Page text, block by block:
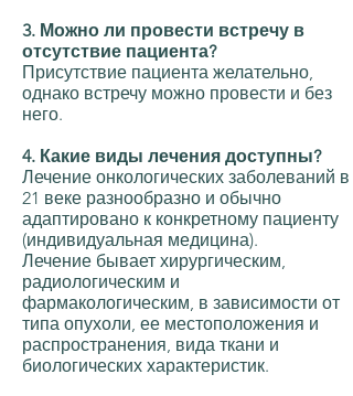
3. Можно ли провести встречу в
отсутствие пациента?
Присутствие пациента желательно,
однако встречу можно провести и без
него.
4. Какие виды лечения доступны?
Лечение онкологических заболеваний в
21 веке разнообразно и обычно
адаптировано к конкретному пациенту
(индивидуальная медицина).
Лечение бывает хирургическим,
радиологическим и
фармакологическим, в зависимости от
типа опухоли, ее местоположения и
распространения, вида ткани и
биологических характеристик.